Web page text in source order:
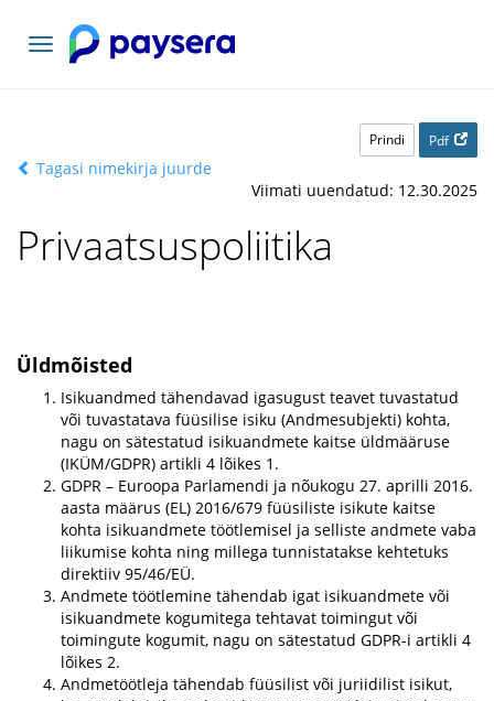
Vaheta
navigatsiooni
Prindi Pdf
Tagasi nimekirja juurde
Viimati uuendatud: 12.30.2025
Privaatsuspoliitika
Üldmõisted
Isikuandmed tähendavad igasugust teavet tuvastatud
või tuvastatava füüsilise isiku (Andmesubjekti) kohta,
nagu on sätestatud isikuandmete kaitse üldmääruse
(IKÜM/GDPR) artikli 4 lõikes 1.
GDPR – Euroopa Parlamendi ja nõukogu 27. aprilli 2016.
aasta määrus (EL) 2016/679 füüsiliste isikute kaitse
kohta isikuandmete töötlemisel ja selliste andmete vaba
liikumise kohta ning millega tunnistatakse kehtetuks
direktiiv 95/46/EÜ.
Andmete töötlemine tähendab igat isikuandmete või
isikuandmete kogumitega tehtavat toimingut või
toimingute kogumit, nagu on sätestatud GDPR-i artikli 4
lõikes 2.
Andmetöötleja tähendab füüsilist või juriidilist isikut,